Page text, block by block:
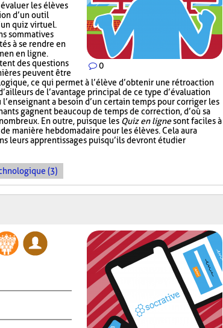
0
les élèves
d’un outil
quiz virtuel.
sommatives
à se rendre en
en ligne.
des questions
peuvent être
ce qui permet à l’élève d’obtenir une rétroaction
de l’avantage principal de ce type d’évaluation
a besoin d’un certain temps pour corriger les
gagnent beaucoup de temps de correction, d’où sa
En outre, puisque les Quiz en lignesont faciles à
manière hebdomadaire pour les élèves. Cela aura
leurs apprentissages puisqu’ils devront étudier
(3)